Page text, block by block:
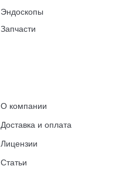
Эндоскопы
Запчасти
О компании
Доставка и оплата
Лицензии
Статьи